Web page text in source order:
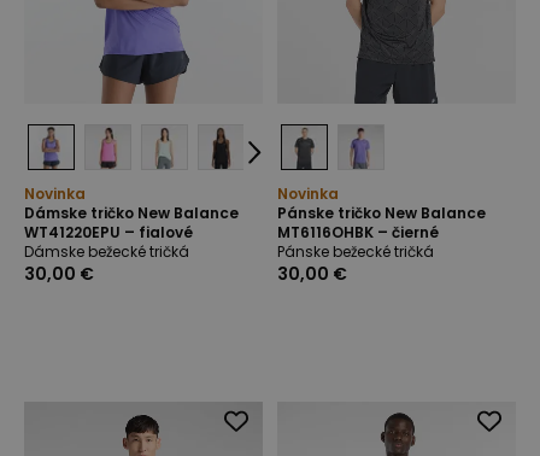
Novinka
Dámske tričko New Balance
WT41220EPU – fialové
Dámske bežecké tričká
30,00 €
Novinka
Pánske tričko New Balance
MT6116OHBK – čierné
Pánske bežecké tričká
30,00 €